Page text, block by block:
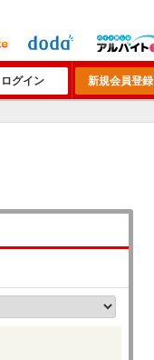
ログイン 新規会員登録